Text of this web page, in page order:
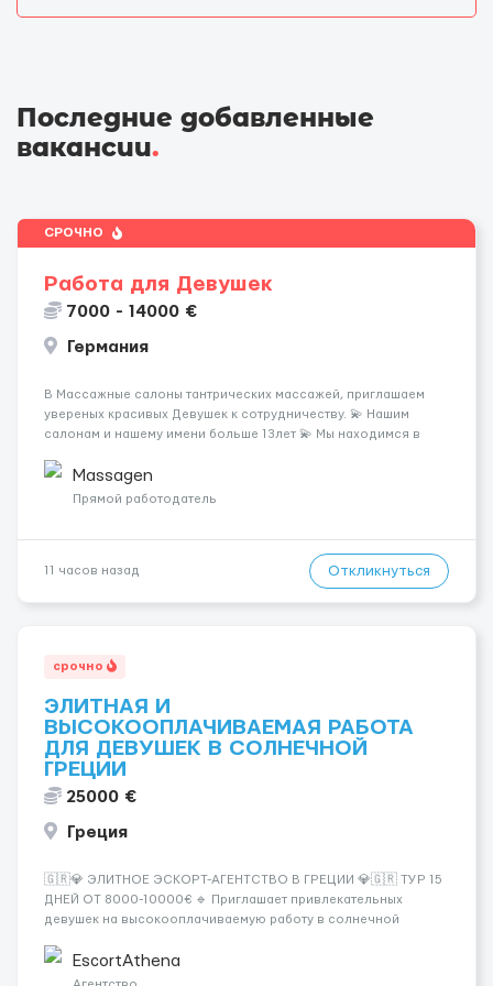
Последние добавленные
вакансии.
СРОЧНО
Работа для Девушек
7000 - 14000 €
Германия
В Массажные салоны тантрических массажей, приглашаем
увереных красивых Девушек к сотрудничеству. 💫 Нашим
салонам и нашему имени больше 13лет 💫 Мы находимся в
заработная плата 💚Мы гарантируем Наличие работы. Поток 💝
incall / Out...
Massagen
Прямой работодатель
11 часов назад Откликнуться
срочно
ЭЛИТНАЯ И
ВЫСОКООПЛАЧИВАЕМАЯ РАБОТА
ДЛЯ ДЕВУШЕК В СОЛНЕЧНОЙ
ГРЕЦИИ
25000 €
Греция
🇬🇷💎 ЭЛИТНОЕ ЭСКОРТ-АГЕНТСТВО В ГРЕЦИИ 💎🇬🇷 ТУР 15
ДНЕЙ ОТ 8000-10000€ 🔹 Приглашает привлекательных
девушек на высокооплачиваемую работу в солнечной
хорошие деньги 💶 — это предложение для тебя! 🔹
Требования: ✔️ Возраст от ...
EscortAthena